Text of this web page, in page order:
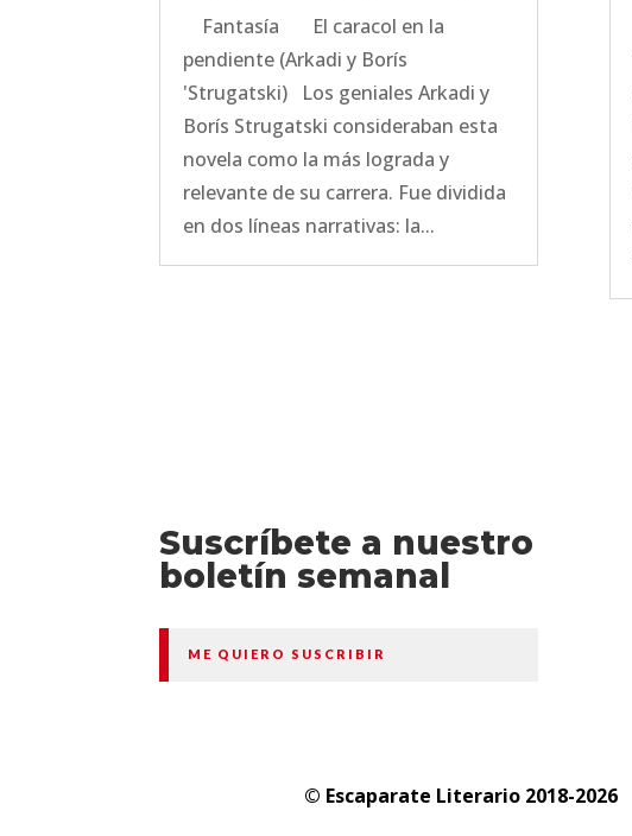
Fantasía El caracol en la
pendiente (Arkadi y Borís
'Strugatski) Los geniales Arkadi y
Borís Strugatski consideraban esta
novela como la más lograda y
relevante de su carrera. Fue dividida
en dos líneas narrativas: la...
Suscríbete a nuestro
boletín semanal
ME QUIERO SUSCRIBIR
© Escaparate Literario 2018-2026